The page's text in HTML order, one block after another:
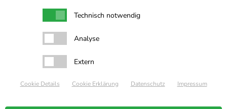
Technisch notwendig
Analyse
Extern
Cookie Details Cookie Erklärung Datenschutz Impressum